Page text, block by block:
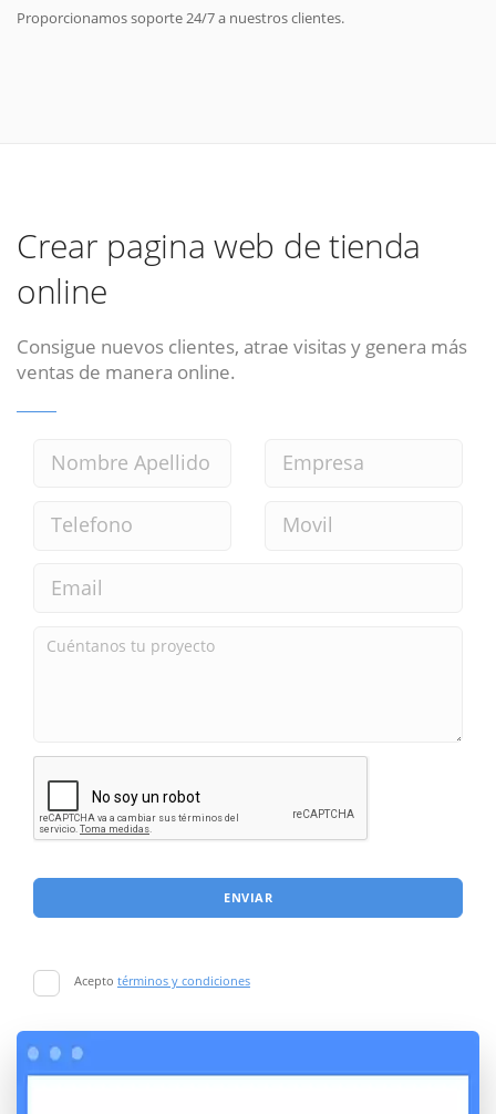
Proporcionamos soporte 24/7 a nuestros clientes.
Crear pagina web de tienda
online
Consigue nuevos clientes, atrae visitas y genera más
ventas de manera online.
ENVIAR
Acepto términos y condiciones